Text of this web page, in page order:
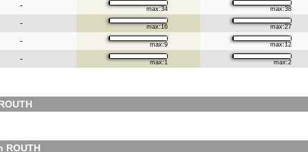
- max:34 max:38
- max:16 max:27
- max:9 max:12
- max:1 max:2
ROUTH